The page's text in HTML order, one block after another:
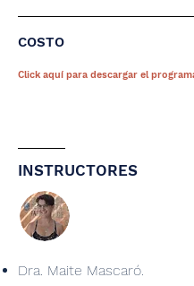
COSTO
Click aquí para descargar el
INSTRUCTORES
Dra. Maite Mascaró.